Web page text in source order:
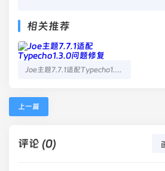
相关推荐
Joe主题7.7.1适配Typecho1.3.0问题修复
上一篇
评论 (0)